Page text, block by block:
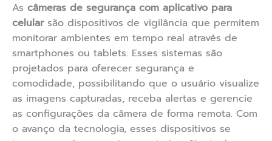
As câmeras de segurança com aplicativo para
celularsão dispositivos de vigilância que permitem
monitorar ambientes em tempo real através de
smartphones ou tablets. Esses sistemas são
projetados para oferecer segurança e
comodidade, possibilitando que o usuário visualize
as imagens capturadas, receba alertas e gerencie
as configurações da câmera de forma remota. Com
o avanço da tecnologia, esses dispositivos se